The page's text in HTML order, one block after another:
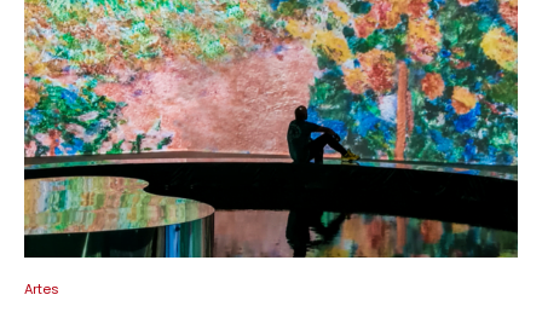
Artes